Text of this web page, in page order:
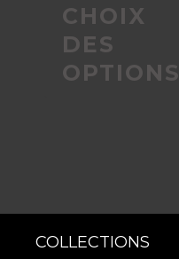
CHOIX
DES
OPTIONS
produit
COLLECTIONS